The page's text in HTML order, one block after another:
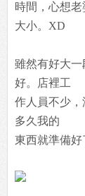
時間，心想
大小。XD
雖然有好大
好。店裡工
作人員不少
多久我的
東西就準備好